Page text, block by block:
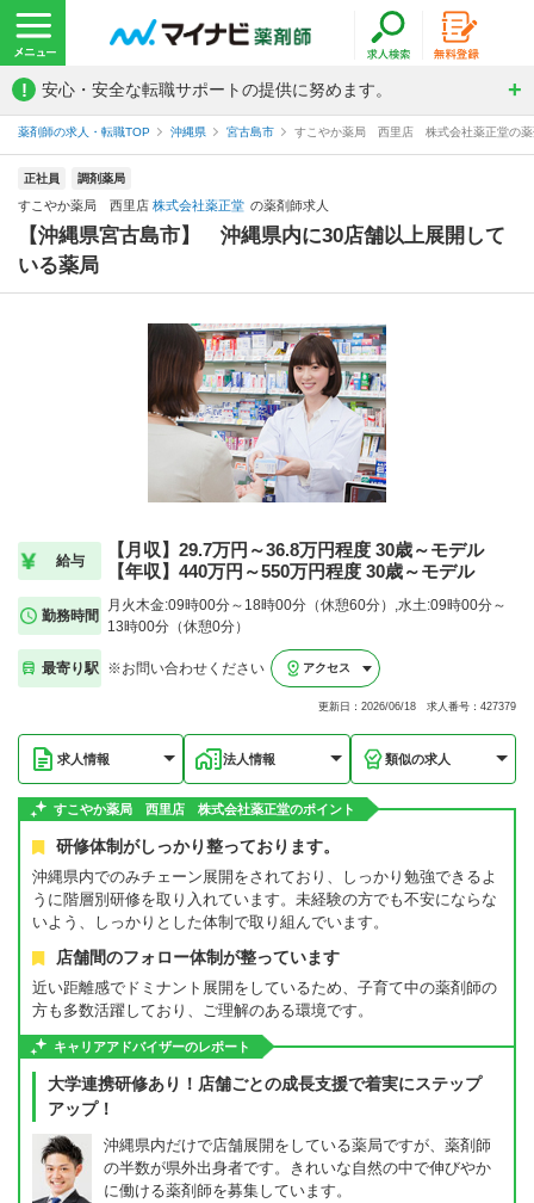
! 安心・安全な転職サポートの提供に努めます。
薬剤師の求人・転職TOP 沖縄県 宮古島市 すこやか薬局 西里店 株式会社薬正堂の薬
正社員 調剤薬局
すこやか薬局 西里店 株式会社薬正堂 の薬剤師求人
【沖縄県宮古島市】 沖縄県内に30店舗以上展開して
いる薬局
給与
【月収】29.7万円～36.8万円程度 30歳～モデル
【年収】440万円～550万円程度 30歳～モデル
勤務時間
月火木金:09時00分～18時00分（休憩60分）,水土:09時00分～
13時00分（休憩0分）
最寄り駅 ※お問い合わせください アクセス
更新日：2026/06/18 求人番号：427379
求人情報 法人情報 類似の求人
すこやか薬局 西里店 株式会社薬正堂のポイント
研修体制がしっかり整っております。
沖縄県内でのみチェーン展開をされており、しっかり勉強できるよ
うに階層別研修を取り入れています。未経験の方でも不安にならな
いよう、しっかりとした体制で取り組んでいます。
店舗間のフォロー体制が整っています
近い距離感でドミナント展開をしているため、子育て中の薬剤師の
方も多数活躍しており、ご理解のある環境です。
キャリアアドバイザーのレポート
大学連携研修あり！店舗ごとの成長支援で着実にステップ
アップ！
沖縄県内だけで店舗展開をしている薬局ですが、薬剤師
の半数が県外出身者です。きれいな自然の中で伸びやか
に働ける薬剤師を募集しています。